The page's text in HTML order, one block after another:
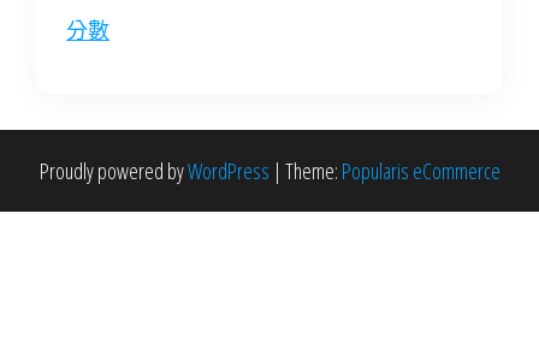
分數
Proudly powered byWordPress | Theme: Popularis eCommerce